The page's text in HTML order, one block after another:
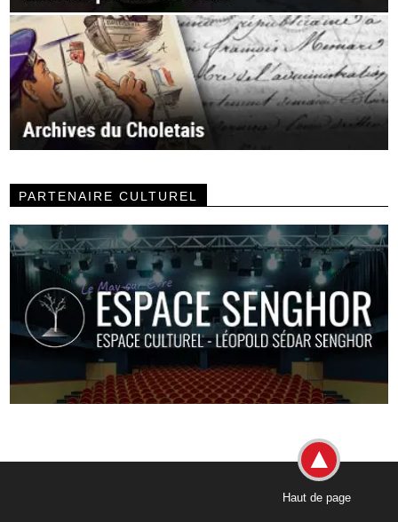
PARTENAIRE CULTUREL
Haut de page